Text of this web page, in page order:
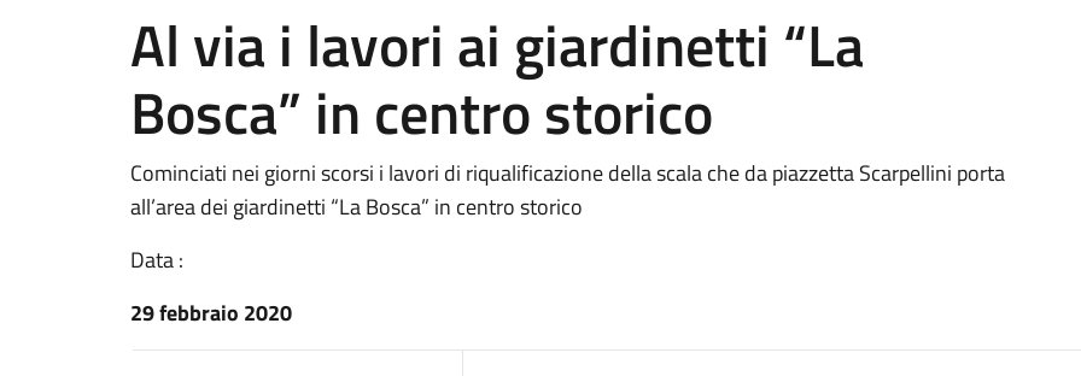
Al via i lavori ai giardinetti “La
Bosca” in centro storico
Cominciati nei giorni scorsi i lavori di riqualificazione della scala che da piazzetta Scarpellini porta
all’area dei giardinetti “La Bosca” in centro storico
Data :
29 febbraio 2020